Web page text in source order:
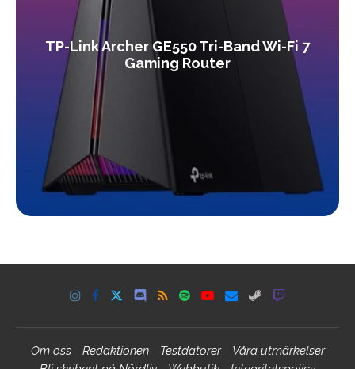
TP-Link Archer GE550 Tri-Band Wi-Fi 7
Gaming Router
Om oss Redaktionen Testdatorer
Våra utmärkelser